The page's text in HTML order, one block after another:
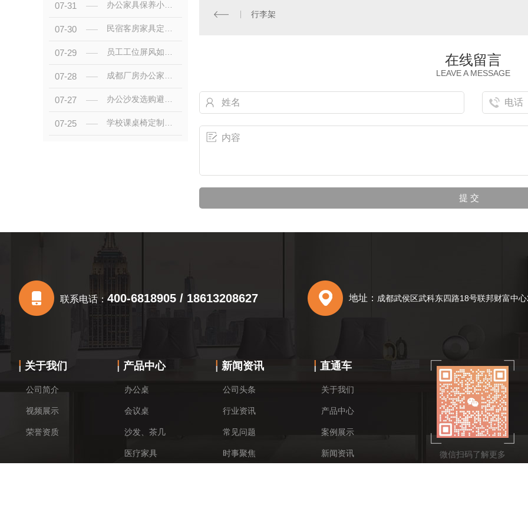
07-31
07-30
07-29
07-28
07-27
07-25
行李架
在线留言
LEAVE A MESSAGE
联系电话： 400-6818905 / 18613208627 地址： 成都武侯区武科东四路18号联邦财富中
关于我们
公司简介
视频展示
荣誉资质
产品中心
办公桌
会议桌
沙发、茶几
医疗家具
新闻资讯
公司头条
行业资讯
常见问题
时事聚焦
直通车
关于我们
产品中心
案例展示
新闻资讯 微信扫码了解更多